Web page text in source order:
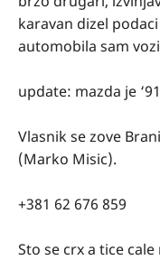
karavan dizel
automobila sam
update: mazda je
Vlasnik se zove
(Marko Misic).
‭+381 62 676 859‬
Sto se crx a tice